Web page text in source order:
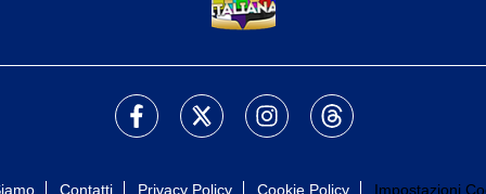
Contatti Privacy Policy Cookie Policy Impostazioni